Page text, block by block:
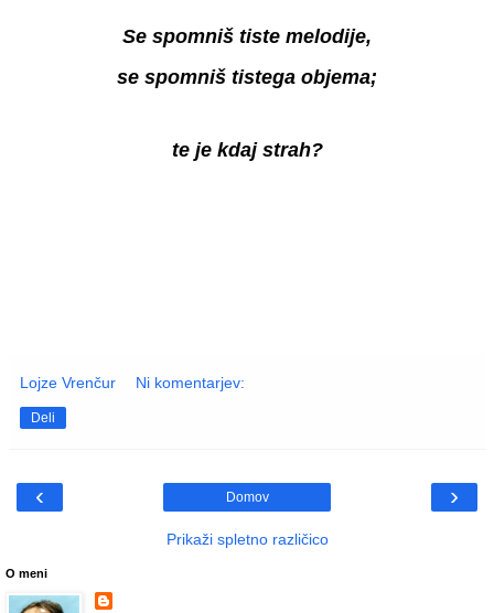
Se spomniš tiste melodije,
se spomniš tistega objema;
te je kdaj strah?
Lojze Vrenčur Ni komentarjev:
Deli
‹ ›
Domov
Prikaži spletno različico
O meni